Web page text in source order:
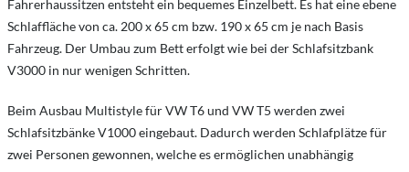
Fahrerhaussitzen entsteht ein bequemes Einzelbett. Es hat eine ebene
Schlaffläche von ca. 200 x 65 cm bzw. 190 x 65 cm je nach Basis
Fahrzeug. Der Umbau zum Bett erfolgt wie bei der Schlafsitzbank
V3000 in nur wenigen Schritten.
Beim Ausbau Multistyle für VW T6 und VW T5 werden zwei
Schlafsitzbänke V1000 eingebaut. Dadurch werden Schlafplätze für
zwei Personen gewonnen, welche es ermöglichen unabhängig